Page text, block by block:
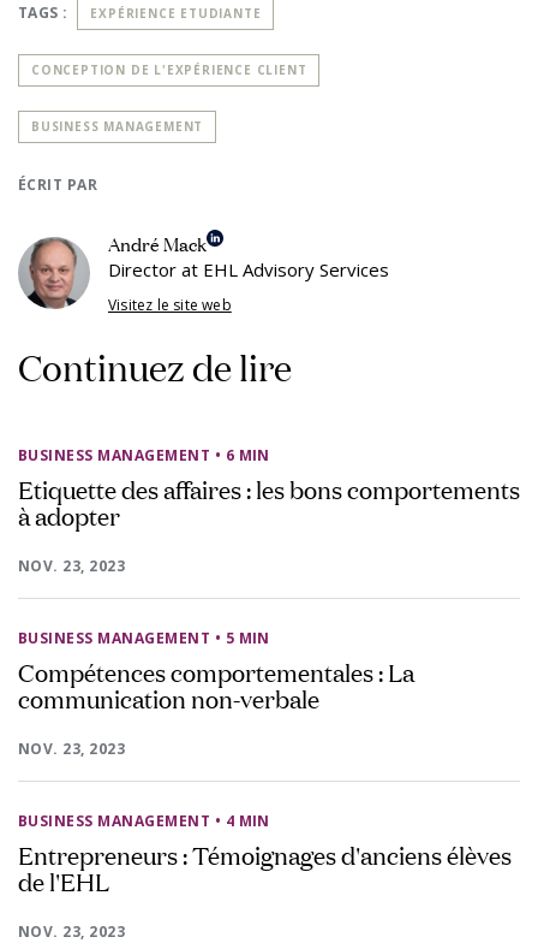
TAGS : EXPÉRIENCE ETUDIANTE
CONCEPTION DE L'EXPÉRIENCE CLIENT
BUSINESS MANAGEMENT
ÉCRIT PAR
André Mack
Director at EHL Advisory Services
Visitez le site web
Continuez de lire
BUSINESS MANAGEMENT • 6 MIN
Etiquette des affaires : les bons comportements
à adopter
NOV. 23, 2023
BUSINESS MANAGEMENT • 5 MIN
Compétences comportementales : La
communication non-verbale
NOV. 23, 2023
BUSINESS MANAGEMENT • 4 MIN
Entrepreneurs : Témoignages d'anciens élèves
de l'EHL
NOV. 23, 2023